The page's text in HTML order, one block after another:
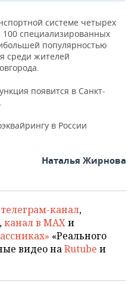
системе четырех
100 специализированных
популярностью
среди жителей
появится в Санкт-
в России
Наталья Жирнова
телеграм-канал,
,канал в MAXи
«Реального
видео наRutube и